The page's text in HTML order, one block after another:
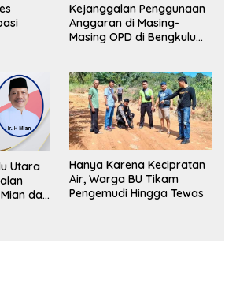
Kejanggalan Penggunaan
Anggaran di Masing-
Masing OPD di Bengkulu
Utara
dan
Hanya Karena Kecipratan
Air, Warga BU Tikam
Pengemudi Hingga Tewas